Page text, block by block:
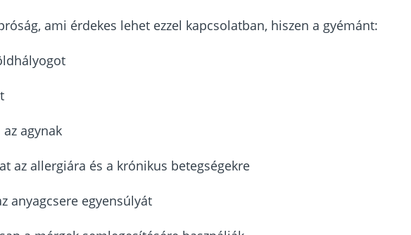
ami érdekes lehet ezzel kapcsolatban, hiszen a gyémánt:
agynak
az allergiára és a krónikus betegségekre
anyagcsere egyensúlyát